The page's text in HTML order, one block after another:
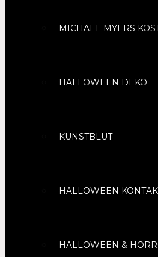
MICHAEL MYERS
HALLOWEEN DEKO
KUNSTBLUT
HALLOWEEN
HALLOWEEN &